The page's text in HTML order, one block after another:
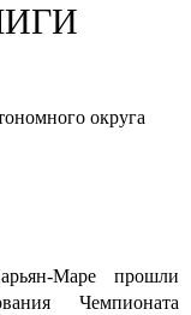
округа
Маре прошли
Чемпионата